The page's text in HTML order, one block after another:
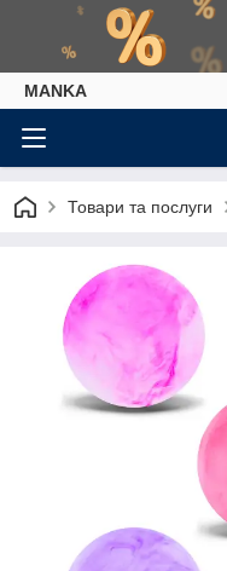
МАNKА
Товари та послуги